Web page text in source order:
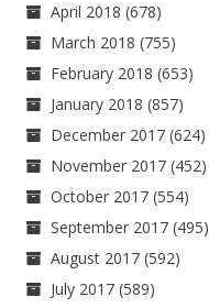
April 2018 (678)
March 2018 (755)
February 2018 (653)
January 2018 (857)
December 2017 (624)
November 2017 (452)
October 2017 (554)
September 2017 (495)
August 2017 (592)
July 2017 (589)